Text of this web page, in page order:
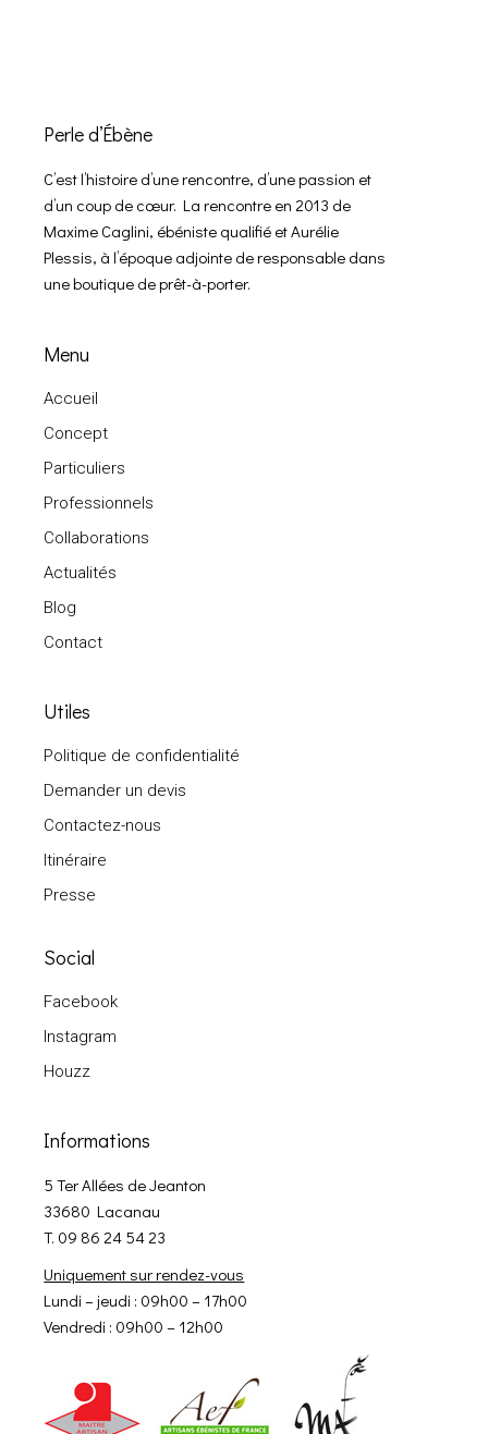
Perle d’Ébène
C’est l’histoire d’une rencontre, d’une passion et
d’un coup de cœur. La rencontre en 2013 de
Maxime Caglini, ébéniste qualifié et Aurélie
Plessis, à l’époque adjointe de responsable dans
une boutique de prêt-à-porter.
Menu
Accueil
Concept
Particuliers
Professionnels
Collaborations
Actualités
Blog
Contact
Utiles
Politique de confidentialité
Demander un devis
Contactez-nous
Itinéraire
Presse
Social
Facebook
Instagram
Houzz
Informations
5 Ter Allées de Jeanton
33680 Lacanau
T. 09 86 24 54 23
Uniquement sur rendez-vous
Lundi – jeudi : 09h00 – 17h00
Vendredi : 09h00 – 12h00